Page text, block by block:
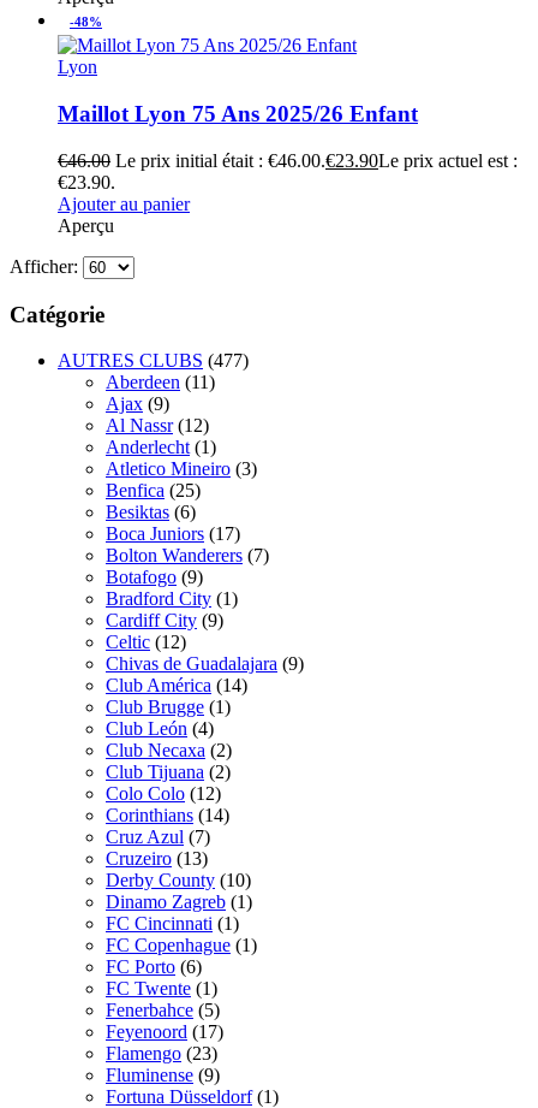
-48%
Lyon
Maillot Lyon 75 Ans 2025/26 Enfant
€46.00 Le prix initial était : €46.00.€23.90Le prix actuel est :
€23.90.
Ajouter au panier
Aperçu
Afficher:
Catégorie
AUTRES CLUBS (477)
Aberdeen (11)
Ajax (9)
Al Nassr (12)
Anderlecht (1)
Atletico Mineiro (3)
Benfica (25)
Besiktas (6)
Boca Juniors (17)
Bolton Wanderers (7)
Botafogo (9)
Bradford City (1)
Cardiff City (9)
Celtic (12)
Chivas de Guadalajara (9)
Club América (14)
Club Brugge (1)
Club León (4)
Club Necaxa (2)
Club Tijuana (2)
Colo Colo (12)
Corinthians (14)
Cruz Azul (7)
Cruzeiro (13)
Derby County (10)
Dinamo Zagreb (1)
FC Cincinnati (1)
FC Copenhague (1)
FC Porto (6)
FC Twente (1)
Fenerbahce (5)
Feyenoord (17)
Flamengo (23)
Fluminense (9)
Fortuna Düsseldorf (1)